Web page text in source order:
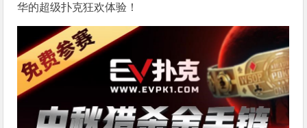
华的超级扑克狂欢体验！